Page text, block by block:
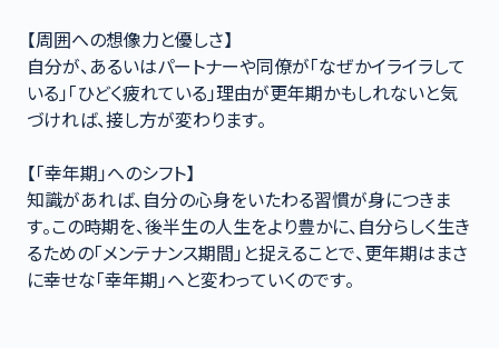
【周囲への想像力と優しさ】
自分が、あるいはパートナーや同僚が「なぜかイライラして
いる」「ひどく疲れている」理由が更年期かもしれないと気
づければ、接し方が変わります。
【「幸年期」へのシフト】
知識があれば、自分の心身をいたわる習慣が身につきま
す。この時期を、後半生の人生をより豊かに、自分らしく生き
るための「メンテナンス期間」と捉えることで、更年期はまさ
に幸せな「幸年期」へと変わっていくのです。